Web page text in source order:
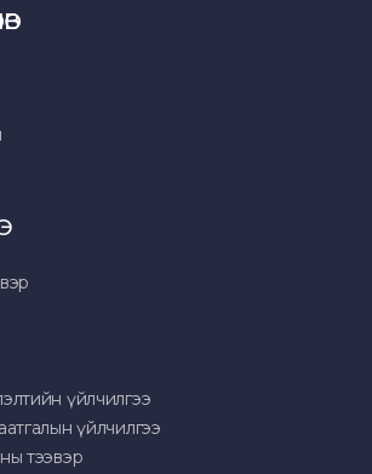
үйлчилгээ
үйлчилгээ
тээвэр